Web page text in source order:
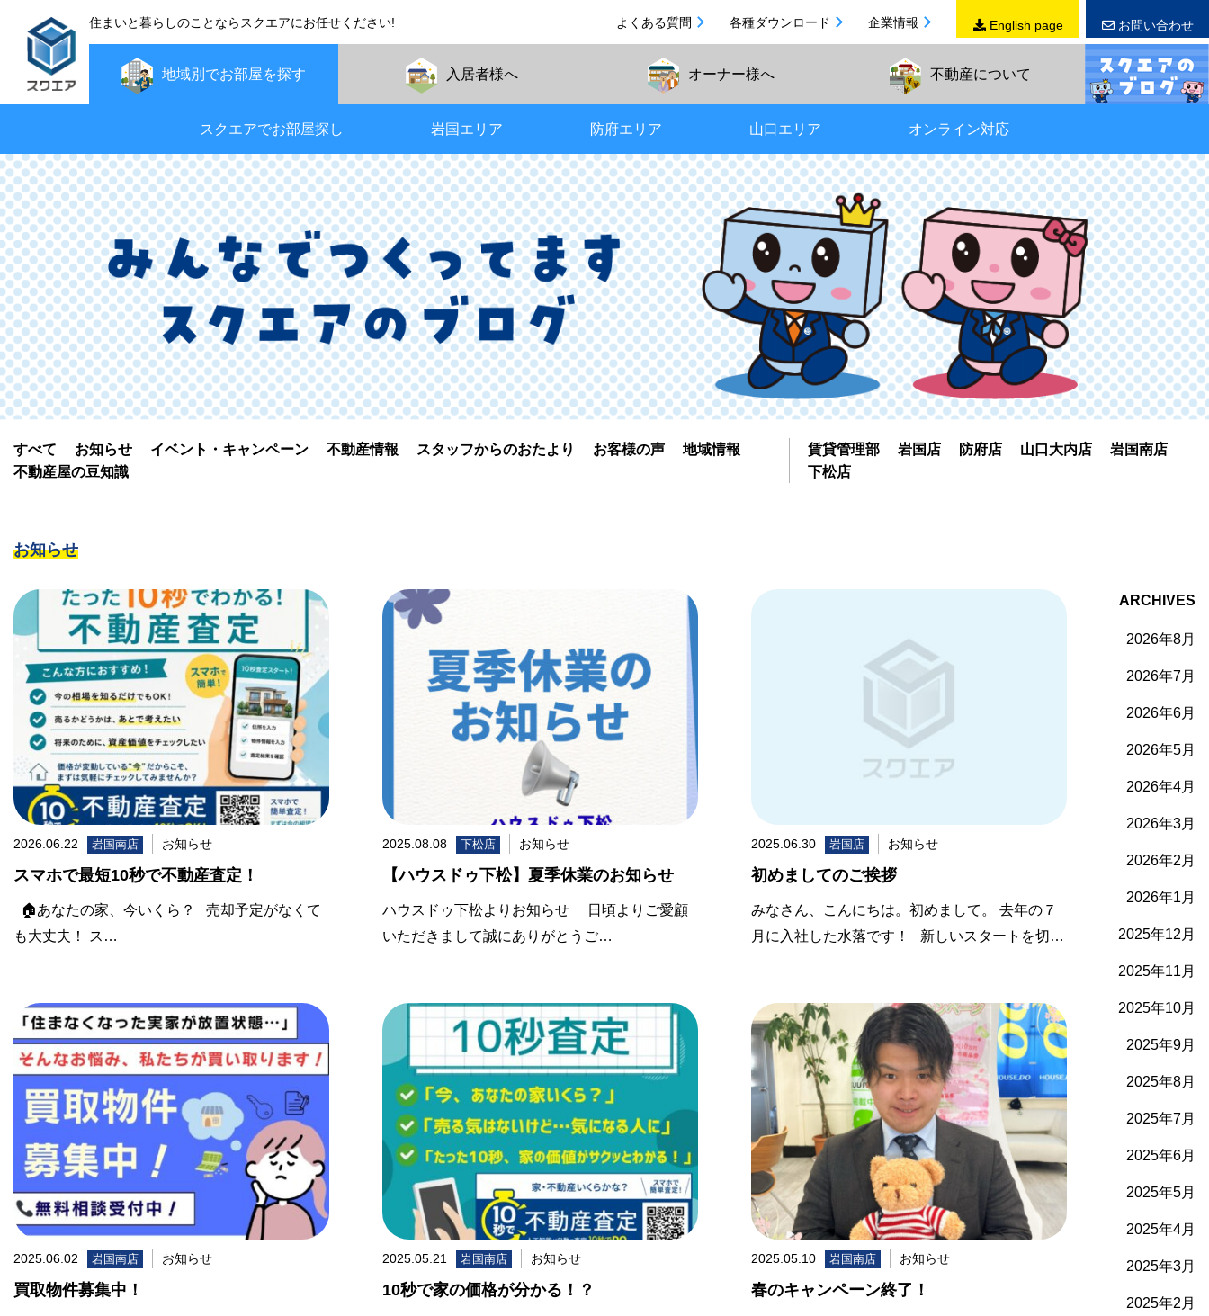
住まいと暮らしのことならスクエアにお任せください! よくある質問 各種ダウンロード 企業情報 English page お問い合わせ
地域別でお部屋を探す
スクエアでお部屋探し 岩国エリア 防府エリア 山口エリア オンライン対応
入居者様へ オーナー様へ 不動産について
すべて お知らせ イベント・キャンペーン 不動産情報 スタッフからのおたより お客様の声
地域情報
不動産屋の豆知識
賃貸管理部 岩国店 防府店 山口大内店
岩国南店
下松店
お知らせ
2026.06.22 岩国南店 お知らせ
スマホで最短10秒で不動産査定！
🏠あなたの家、今いくら？ 売却予定がなくて
も大丈夫！ ス…
2025.08.08 下松店 お知らせ
【ハウスドゥ下松】夏季休業のお知らせ
ハウスドゥ下松よりお知らせ 日頃よりご愛顧
いただきまして誠にありがとうご…
2025.06.30 岩国店 お知らせ
初めましてのご挨拶
みなさん、こんにちは。初めまして。 去年の７
月に入社した水落です！ 新しいスタートを切…
2025.06.02 岩国南店 お知らせ
買取物件募集中！
2025.05.21 岩国南店 お知らせ
10秒で家の価格が分かる！？
2025.05.10 岩国南店 お知らせ
春のキャンペーン終了！
ARCHIVES
2026年8月
2026年7月
2026年6月
2026年5月
2026年4月
2026年3月
2026年2月
2026年1月
2025年12月
2025年11月
2025年10月
2025年9月
2025年8月
2025年7月
2025年6月
2025年5月
2025年4月
2025年3月
2025年2月